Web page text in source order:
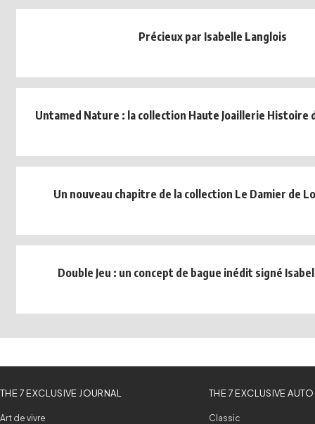
Précieux par Isabelle Langlois
Untamed Nature : la collection Haute Joaillerie Histoire
Un nouveau chapitre de la collection Le Damier de
Double Jeu : un concept de bague inédit signé
THE 7 EXCLUSIVE JOURNAL
Art de vivre
THE 7 EXCLUSIVE AUTO
Classic